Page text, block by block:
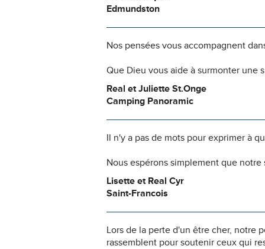
Edmundston
Nos pensées vous accompagnent
Que Dieu vous aide à surmonter une
Real et Juliette St.Onge
Camping Panoramic
Il n'y a pas de mots pour exprimer à
Nous espérons simplement que
Lisette et Real Cyr
Saint-Francois
Lors de la perte d'un être cher, notre
rassemblent pour soutenir ceux qui